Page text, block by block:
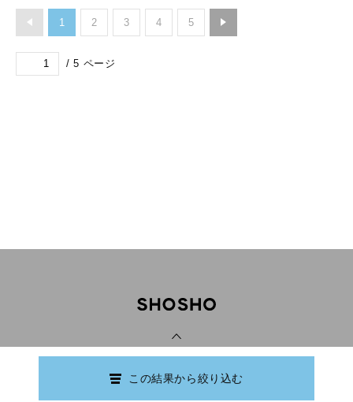
1 2 3 4 5
/ 5 ページ
この結果から絞り込む
Copyright © Ishikawa Prefectural Library.